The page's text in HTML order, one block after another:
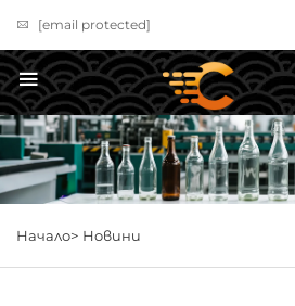
[email protected]
Начало> Новини